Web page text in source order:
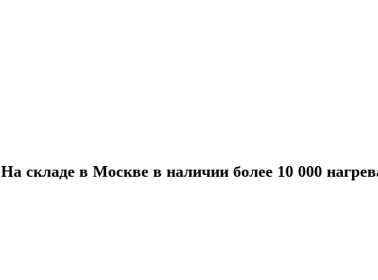
На складе в Москве в наличии более 10 000